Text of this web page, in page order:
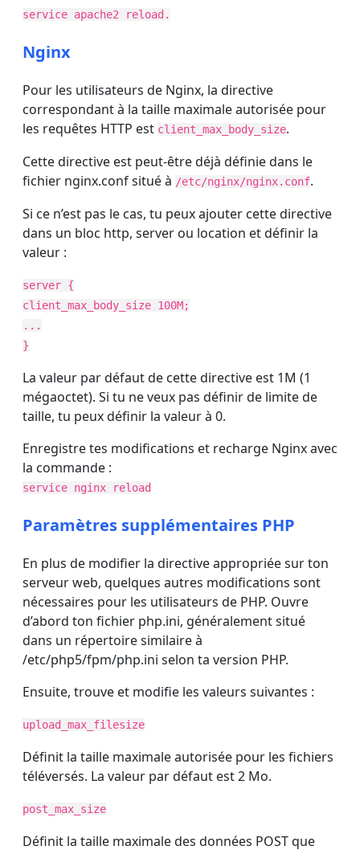
service apache2 reload.
Nginx
Pour les utilisateurs de Nginx, la directive
correspondant à la taille maximale autorisée pour
les requêtes HTTP est client_max_body_size.
Cette directive est peut-être déjà définie dans le
fichier nginx.conf situé à /etc/nginx/nginx.conf.
Si ce n’est pas le cas, tu peux ajouter cette directive
dans un bloc http, server ou location et définir la
valeur :
server {
client_max_body_size 100M;
...
}
La valeur par défaut de cette directive est 1M (1
mégaoctet). Si tu ne veux pas définir de limite de
taille, tu peux définir la valeur à 0.
Enregistre tes modifications et recharge Nginx avec
la commande :
service nginx reload
Paramètres supplémentaires PHP
En plus de modifier la directive appropriée sur ton
serveur web, quelques autres modifications sont
nécessaires pour les utilisateurs de PHP. Ouvre
d’abord ton fichier php.ini, généralement situé
dans un répertoire similaire à
/etc/php5/fpm/php.ini selon ta version PHP.
Ensuite, trouve et modifie les valeurs suivantes :
upload_max_filesize
Définit la taille maximale autorisée pour les fichiers
téléversés. La valeur par défaut est 2 Mo.
post_max_size
Définit la taille maximale des données POST que